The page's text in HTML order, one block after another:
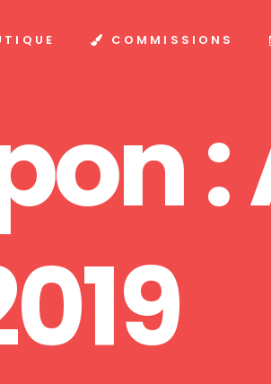
COMMISSIONS